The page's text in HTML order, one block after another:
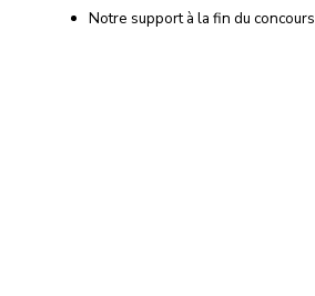
Notre support à la fin du concours